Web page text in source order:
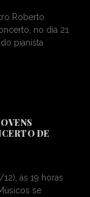
Roberto
no dia 21
pianista
DE
às 19 horas
se